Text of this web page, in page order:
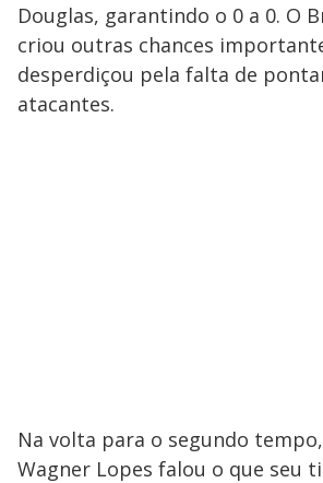
Douglas, garantindo o 0 a 0. O
criou outras chances
desperdiçou pela falta de
atacantes.
Na volta para o segundo
Wagner Lopes falou o que seu